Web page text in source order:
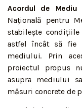
Acordul de Mediu
Națională pentru
stabilește
astfel încât să fie
mediului. Prin
proiectul propus
asupra mediului
măsuri concrete de